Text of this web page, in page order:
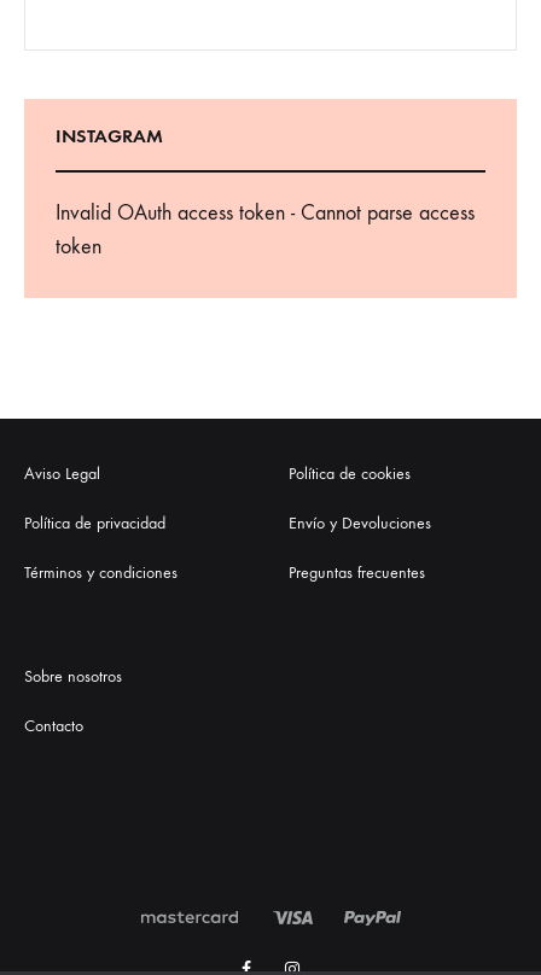
INSTAGRAM
Invalid OAuth access token - Cannot parse access
token
Aviso Legal
Política de privacidad
Términos y condiciones
Política de cookies
Envío y Devoluciones
Preguntas frecuentes
Sobre nosotros
Contacto
FacebookInstagram